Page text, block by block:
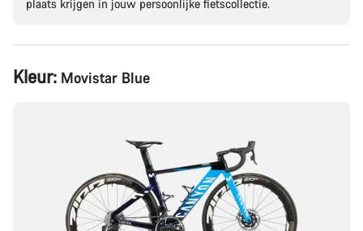
plaats krijgen in jouw persoonlijke fietscollectie.
Productconfiguratie
Kleur: Movistar Blue